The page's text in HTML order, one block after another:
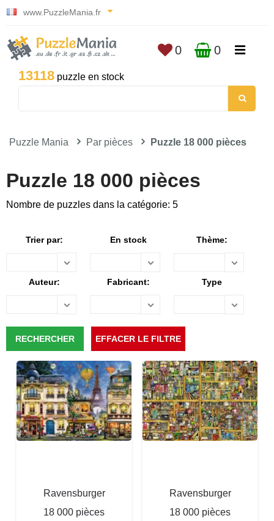
www.PuzzleMania.fr
13118 puzzle en stock
0 0
Puzzle Mania Par pièces Puzzle 18 000 pièces
Puzzle 18 000 pièces
Nombre de puzzles dans la catégorie: 5
Trier par: En stock Thème:
Auteur: Fabricant: Type
Ravensburger
18 000 pièces
Ravensburger
18 000 pièces